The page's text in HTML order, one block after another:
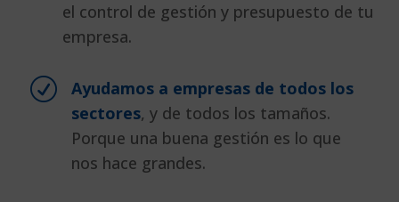
el control de gestión y presupuesto de tu
empresa.
R
Ayudamos a empresas de todos los
sectores, y de todos los tamaños.
Porque una buena gestión es lo que
nos hace grandes.